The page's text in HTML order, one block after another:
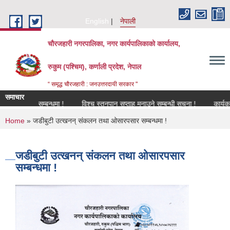
English
नेपाली
चौरजहारी नगरपालिका, नगर कार्यपालिकाको कार्यालय,
रुकुम (पश्चिम), कर्णाली प्रदेश, नेपाल
“ समृद्ध चौरजहारी : जनउत्तरदायी सरकार "
समाचार
सम्बन्धमा !
विश्च स्तनपान सप्ताह मनाउने सम्बन्धी सूचना ! कार्यक्रममा
You are here
Home » जडीबुटी उत्खनन् संकलन तथा ओसारपसार सम्बन्धमा !
जडीबुटी उत्खनन् संकलन तथा ओसारपसार
सम्बन्धमा !